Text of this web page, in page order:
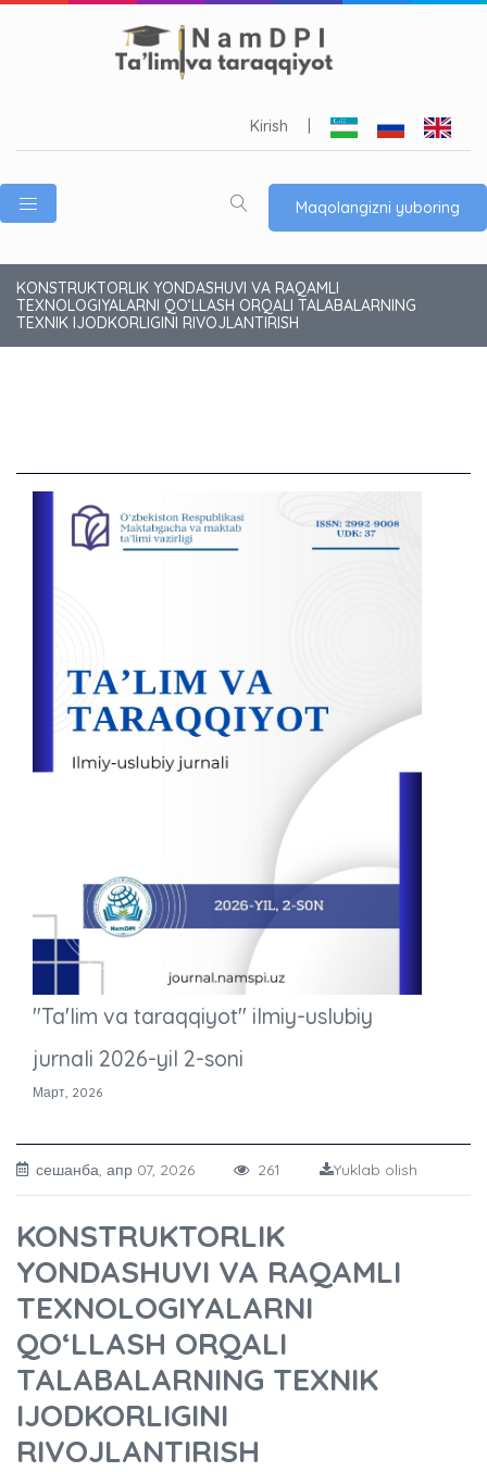
Kirish
Maqolangizni yuboring
KONSTRUKTORLIK YONDASHUVI VA RAQAMLI
TEXNOLOGIYALARNI QO‘LLASH ORQALI TALABALARNING
TEXNIK IJODKORLIGINI RIVOJLANTIRISH
"Ta'lim va taraqqiyot" ilmiy-uslubiy
jurnali 2026-yil 2-soni
Март, 2026
сешанба, апр 07, 2026 261 Yuklab olish
KONSTRUKTORLIK
YONDASHUVI VA RAQAMLI
TEXNOLOGIYALARNI
QO‘LLASH ORQALI
TALABALARNING TEXNIK
IJODKORLIGINI
RIVOJLANTIRISH